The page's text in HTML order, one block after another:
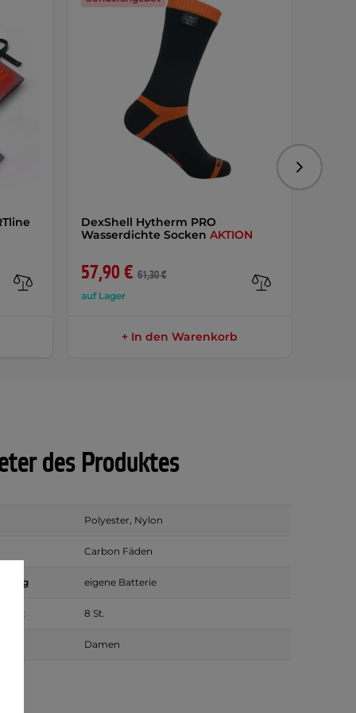
DexShell Hytherm PRO
Wasserdichte Socken AKTION
57,90 € 61,30 €
auf Lager
+ In den Warenkorb
Folgend
des Produktes
Polyester, Nylon
Carbon Fäden
eigene Batterie
8 St.
Damen